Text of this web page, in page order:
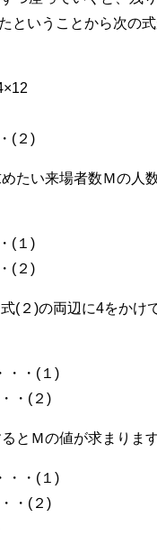
ということから次の
(２)
たい来場者数Ｍの人
(１)
(２)
(２)の両辺に4をかけ
・・(１)
・(２)
とＭの値が求まります
・・(１)
・(２)